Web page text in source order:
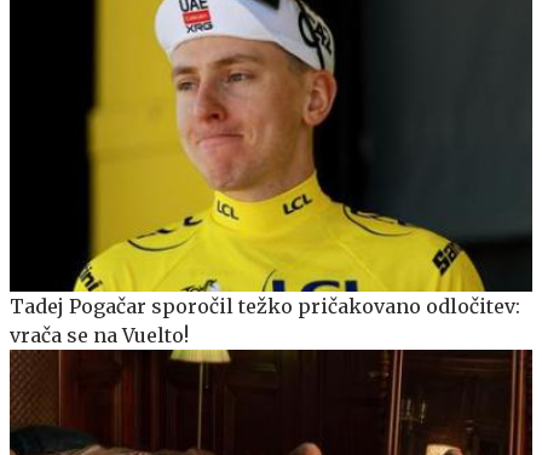
Tadej Pogačar sporočil težko pričakovano odločitev:
vrača se na Vuelto!